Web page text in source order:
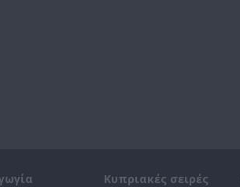
Κυπριακές σειρές